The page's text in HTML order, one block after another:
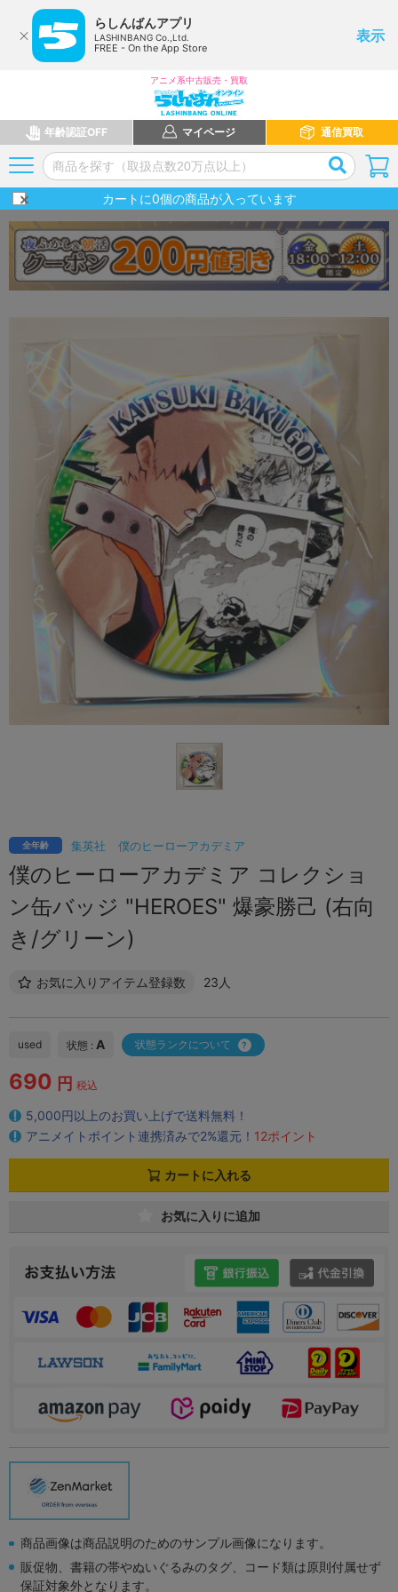
らしんばんアプリ
LASHINBANG Co.,Ltd.
FREE - On the App Store
表示
アニメ系中古販売・買取
年齢認証OFF マイページ 通信買取
カートに0個の商品が入っています
集英社 僕のヒーローアカデミア
全年齢
僕のヒーローアカデミア コレクショ
ン缶バッジ "HEROES" 爆豪勝己 (右向
き/グリーン)
お気に入りアイテム登録数 23人
used 状態 : A 状態ランクについて
690 円 税込
5,000円以上のお買い上げで送料無料！
アニメイトポイント連携済みで2%還元！ 12ポイント
カートに入れる
お気に入りに追加
商品画像は商品説明のためのサンプル画像になります。
販促物、書籍の帯やぬいぐるみのタグ、コード類は原則付属せず
保証対象外となります。